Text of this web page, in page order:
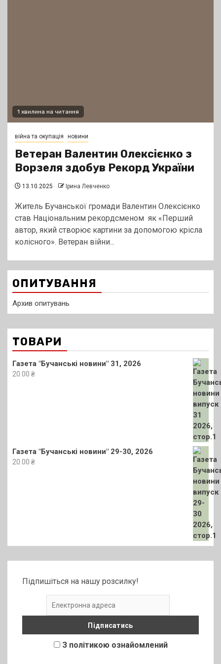
1 хвилина на читання
війна та окупація новини
Ветеран Валентин Олексієнко з
Ворзеля здобув Рекорд України
13.10.2025 Ірина Левченко
Житель Бучанської громади Валентин Олексієнко
став Національним рекордсменом як «Перший
автор, який створює картини за допомогою крісла
колісного». Ветеран війни...
ОПИТУВАННЯ
Архив опитувань
ТОВАРИ
Газета "Бучанські новини" 31, 2026
20.00 ₴
Газета "Бучанські новини" 29-30, 2026
20.00 ₴
Підпишіться на нашу розсилку!
З політикою ознайомлений